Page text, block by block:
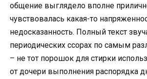
общение выглядело вполне
чувствовалась какая-то
недосказанность. Полный текст
периодических ссорах по самым
– не тот порошок для стирки
от дочери выполнения распорядка